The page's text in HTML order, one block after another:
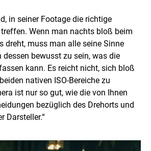
in seiner Footage die richtige
Wenn man nachts bloß beim
dreht, muss man alle seine Sinne
bewusst zu sein, was die
kann. Es reicht nicht, sich bloß
nativen ISO-Bereiche zu
ist nur so gut, wie die von Ihnen
bezüglich des Drehorts und
Darsteller.“